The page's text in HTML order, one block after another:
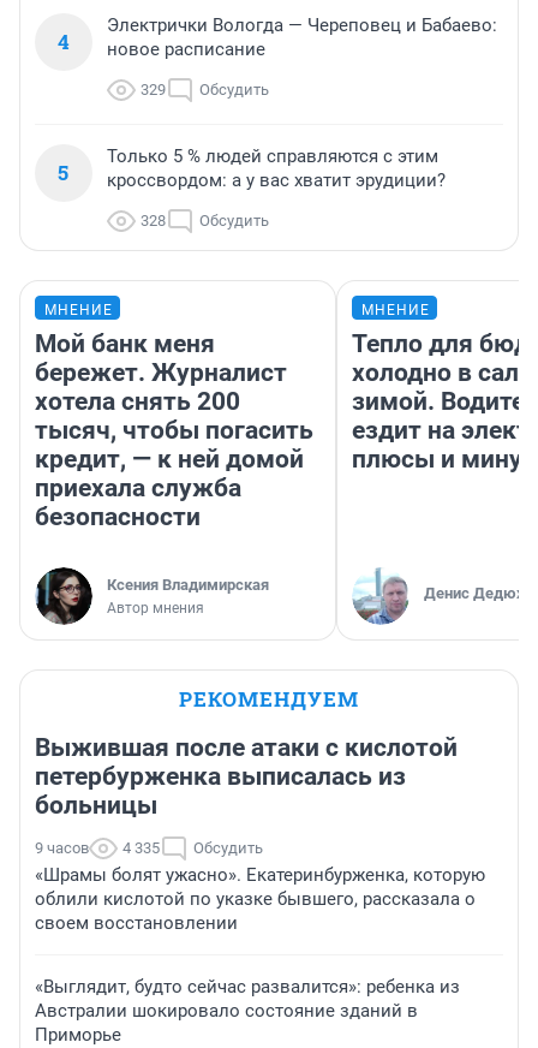
4
Электрички Вологда — Череповец и Бабаево:
новое расписание
329 Обсудить
5
Только 5 % людей справляются с этим
кроссвордом: а у вас хватит эрудиции?
328 Обсудить
МНЕНИЕ
Мой банк меня
бережет. Журналист
хотела снять 200
тысяч, чтобы погасить
кредит, — к ней домой
приехала служба
безопасности
Ксения Владимирская
Автор мнения
МНЕНИЕ
Тепло для
холодно в
зимой.
ездит на
плюсы и
Денис
РЕКОМЕНДУЕМ
Выжившая после атаки с кислотой
петербурженка выписалась из
больницы
9 часов 4 335 Обсудить
«Шрамы болят ужасно». Екатеринбурженка, которую
облили кислотой по указке бывшего, рассказала о
своем восстановлении
«Выглядит, будто сейчас развалится»: ребенка из
Австралии шокировало состояние зданий в
Приморье